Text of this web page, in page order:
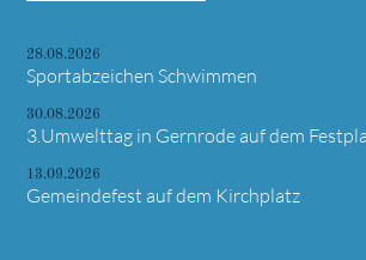
28.08.2026
Sportabzeichen Schwimmen
30.08.2026
3.Umwelttag in Gernrode auf dem
13.09.2026
Gemeindefest auf dem Kirchplatz